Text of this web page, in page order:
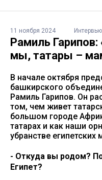
11 ноября 2024 Интервью
Рамиль
мы, татары –
В начале октября
башкирского
Рамиль Гарипов. Он
том, чем живет
большом городе
татарах и как наши
убранстве египетских
- Откуда вы родом?
Египет?